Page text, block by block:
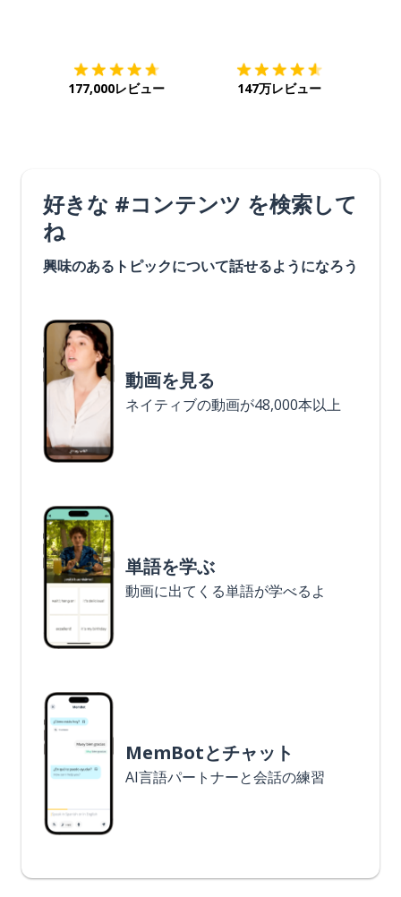
177,000レビュー 147万レビュー
好きな #コンテンツ を検索して
ね
興味のあるトピックについて話せるようになろう
動画を見る
ネイティブの動画が48,000本以上
単語を学ぶ
動画に出てくる単語が学べるよ
MemBotとチャット
AI言語パートナーと会話の練習